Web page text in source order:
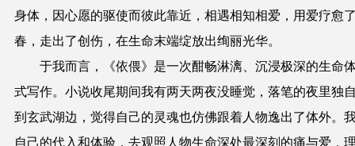
身体，因心愿的驱使而彼此靠近，相遇相知相爱，用爱疗愈
春，走出了创伤，在生命末端绽放出绚丽光华。
于我而言，《依偎》是一次酣畅淋漓、沉浸极深的生命
式写作。小说收尾期间我有两天两夜没睡觉，落笔的夜里独
到玄武湖边，觉得自己的灵魂也仿佛跟着人物逸出了体外。
自己的代入和体验，去观照人物生命深处最深刻的痛与爱，